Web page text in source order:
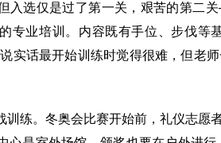
入选仅是过了第一关，艰苦的第二
专业培训。内容既有手位、步伐
实话最开始训练时觉得很难，但老
训练。冬奥会比赛开始前，礼仪志愿